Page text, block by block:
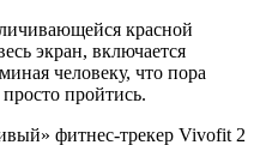
красной
экран, включается
человеку, что пора
пройтись.